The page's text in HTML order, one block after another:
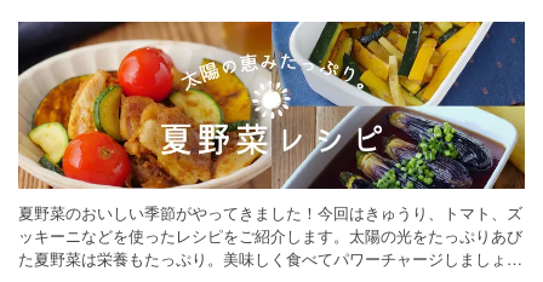
夏野菜のおいしい季節がやってきました！今回はきゅうり、トマト、ズ
ッキーニなどを使ったレシピをご紹介します。太陽の光をたっぷりあび
た夏野菜は栄養もたっぷり。美味しく食べてパワーチャージしましょう